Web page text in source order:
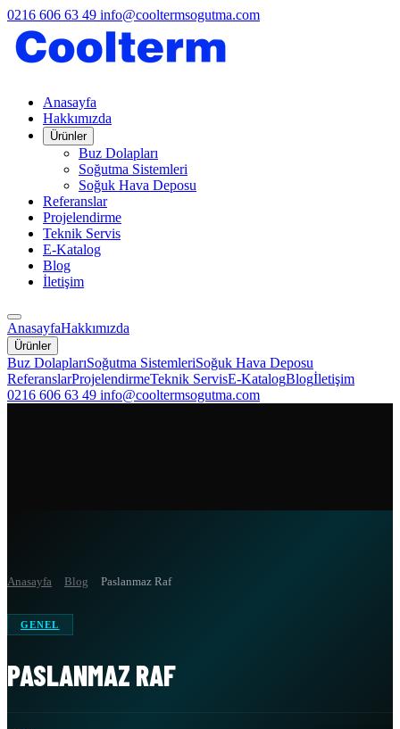
0216 606 63 49 info@cooltermsogutma.com
Anasayfa
Hakkımızda
Ürünler
Buz Dolapları
Soğutma Sistemleri
Soğuk Hava Deposu
Referanslar
Projelendirme
Teknik Servis
E-Katalog
Blog
İletişim
AnasayfaHakkımızda
Ürünler
Buz DolaplarıSoğutma SistemleriSoğuk Hava Deposu
ReferanslarProjelendirmeTeknik ServisE-KatalogBlogİletişim
0216 606 63 49 info@cooltermsogutma.com
Anasayfa Blog Paslanmaz Raf
GENEL
PASLANMAZ RAF